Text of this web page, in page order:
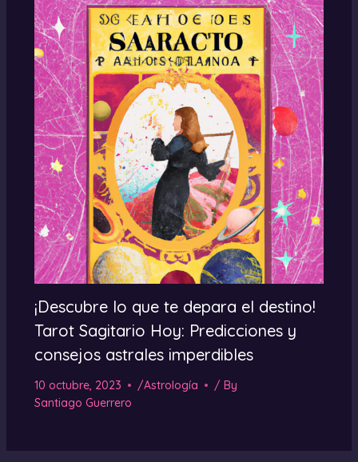
¡Descubre lo que te depara el destino!
Tarot Sagitario Hoy: Predicciones y
consejos astrales imperdibles
10 octubre, 2023 /Astrología
/ By
Santiago Guerrero